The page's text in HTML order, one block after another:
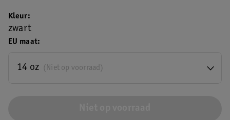
EU maat
(Niet op voorraad)
14 oz
Kleur
zwart